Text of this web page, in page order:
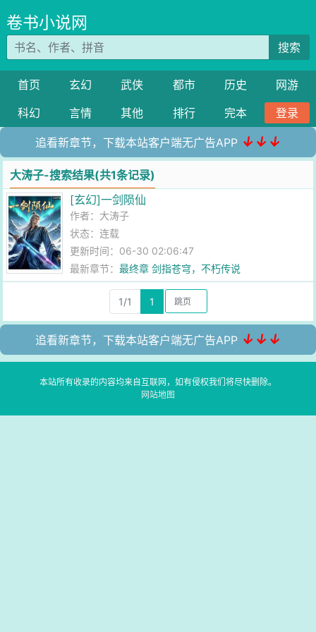
卷书小说网
搜索
首页 玄幻 武侠 都市 历史
网游
科幻
言情 其他 排行 完本 登录
追看新章节，下载本站客户端无广告APP ↓↓↓
大涛子-搜索结果(共1条记录)
[玄幻]一剑陨仙
作者： 大涛子
状态：连载
更新时间：06-30 02:06:47
最新章节：最终章 剑指苍穹，不朽传说
1/1 1
追看新章节，下载本站客户端无广告APP ↓↓↓
本站所有收录的内容均来自互联网，如有侵权我们将尽快删除。
网站地图